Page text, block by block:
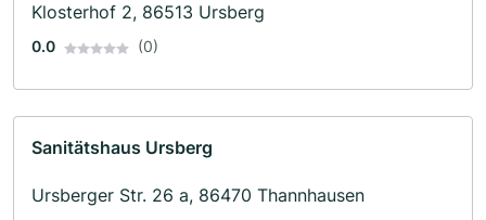
Klosterhof 2, 86513 Ursberg
0.0 (0)
Sanitätshaus Ursberg
Ursberger Str. 26 a, 86470 Thannhausen